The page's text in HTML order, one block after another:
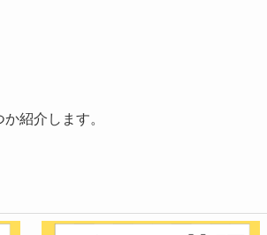
紹介します。